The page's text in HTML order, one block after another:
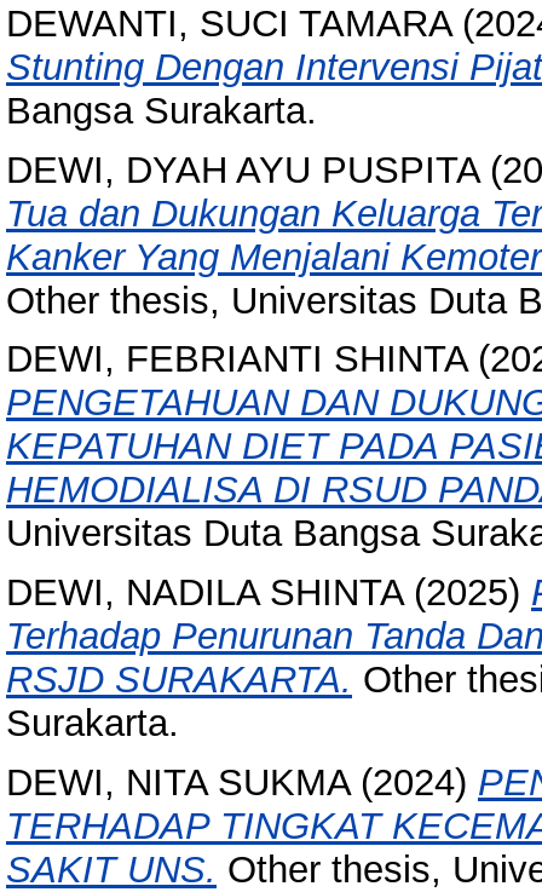
DEWANTI, SUCI TAMARA
Stunting Dengan Intervensi
Bangsa Surakarta.
DEWI, DYAH AYU PUSPITA
Tua dan Dukungan Keluarga
Kanker Yang Menjalani
Other thesis, Universitas Duta
DEWI, FEBRIANTI SHINTA
PENGETAHUAN DAN
KEPATUHAN DIET PADA
HEMODIALISA DI RSUD
Universitas Duta Bangsa
DEWI, NADILA SHINTA(2025)
Terhadap Penurunan Tanda
RSJD SURAKARTA. Other
Surakarta.
DEWI, NITA SUKMA(2024)
TERHADAP TINGKAT
SAKIT UNS. Other thesis,